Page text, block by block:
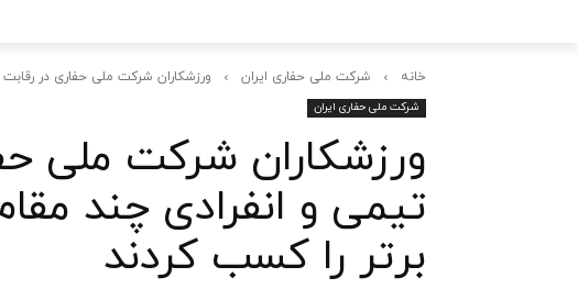
خانه شرکت ملی حفاری ایران ورزشکاران شرکت ملی حفاری در
شرکت ملی حفاری ایران
ورزشکاران شرکت ملی
تیمی و انفرادی چند
برتر را کسب کردند